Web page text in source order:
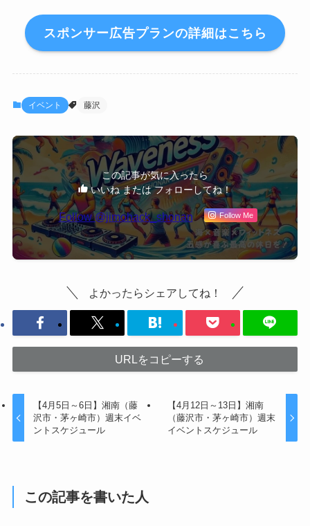
スポンサー広告プランの詳細はこちら
イベント 藤沢
この記事が気に入ったら
いいね または フォローしてね！
Follow @jimohack_shonan Follow Me
よかったらシェアしてね！
URLをコピーする
【4月5日～6日】湘南（藤
沢市・茅ヶ崎市）週末イベ
ントスケジュール
【4月12日～13日】湘南
（藤沢市・茅ヶ崎市）週末
イベントスケジュール
この記事を書いた人